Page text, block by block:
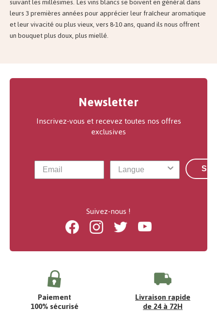
leurs 3 premières années pour apprécier leur fraîcheur aromatique
et leur vivacité ou plus vieux, vers 8-10 ans, quand ils nous offrent
un bouquet plus doux, plus miellé.
Newsletter
Inscrivez-vous et recevez toutes nos offres
exclusives
Suivez-nous !
FacebookInstagramTwitter Youtube
Paiement
100% sécurisé
Livraison rapide
de 24 à 72H